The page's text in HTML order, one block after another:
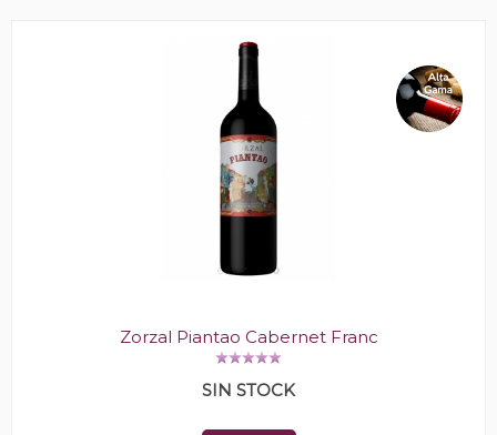
Zorzal Piantao Cabernet Franc
SIN STOCK